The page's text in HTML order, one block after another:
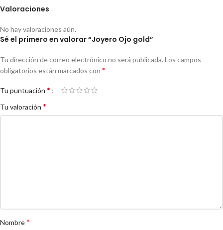
Valoraciones
No hay valoraciones aún.
Sé el primero en valorar “Joyero Ojo gold”
Tu dirección de correo electrónico no será publicada. Los campos
obligatorios están marcados con *
Tu puntuación *
Tu valoración *
Nombre*